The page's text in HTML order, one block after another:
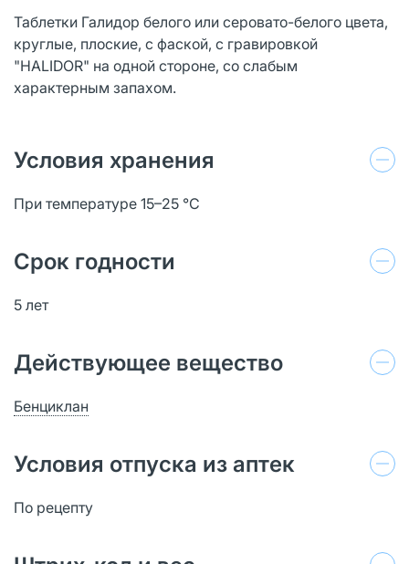
Таблетки Галидор белого или серовато-белого цвета,
круглые, плоские, с фаской, с гравировкой
"HALIDOR" на одной стороне, со слабым
характерным запахом.
Условия хранения
При температуре 15–25 °C
Срок годности
5 лет
Действующее вещество
Бенциклан
Условия отпуска из аптек
По рецепту